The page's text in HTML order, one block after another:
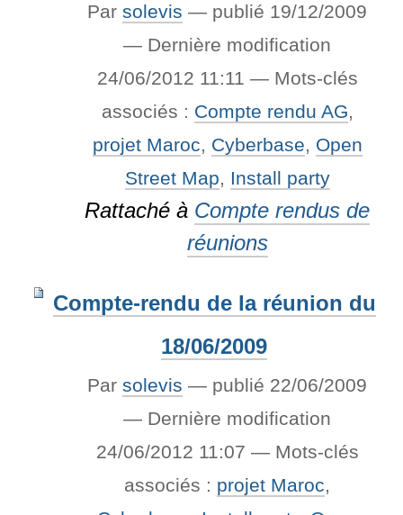
Parsolevis — publié 19/12/2009
— Dernière modification
24/06/2012 11:11 — Mots-clés
associés : Compte rendu AG,
projet Maroc, Cyberbase, Open
Street Map, Install party
Rattaché à Compte rendus de
réunions
Compte-rendu de la réunion du
18/06/2009
Parsolevis — publié 22/06/2009
— Dernière modification
24/06/2012 11:07 — Mots-clés
associés : projet Maroc,